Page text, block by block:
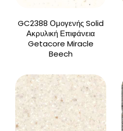
GC2388 Ομογενής Solid
Ακρυλική Επιφάνεια
Getacore Miracle
Beech